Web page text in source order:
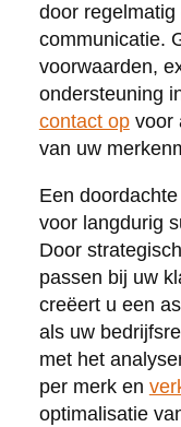
door
communicatie.
voorwaarden,
ondersteuning
contact opvoor
van uw
Een
voor langdurig
Door
passen bij uw
creëert u een
als uw
met het
per merk en
optimalisatie